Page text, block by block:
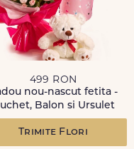
499 RON
nou-nascut fetita -
Balon si Ursulet
Trimite Flori